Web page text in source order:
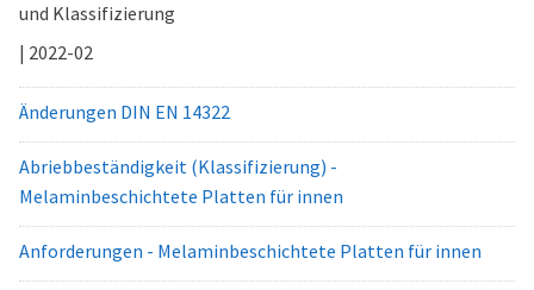
und Klassifizierung
| 2022-02
Änderungen DIN EN 14322
Abriebbeständigkeit (Klassifizierung) -
Melaminbeschichtete Platten für innen
Anforderungen - Melaminbeschichtete Platten für innen